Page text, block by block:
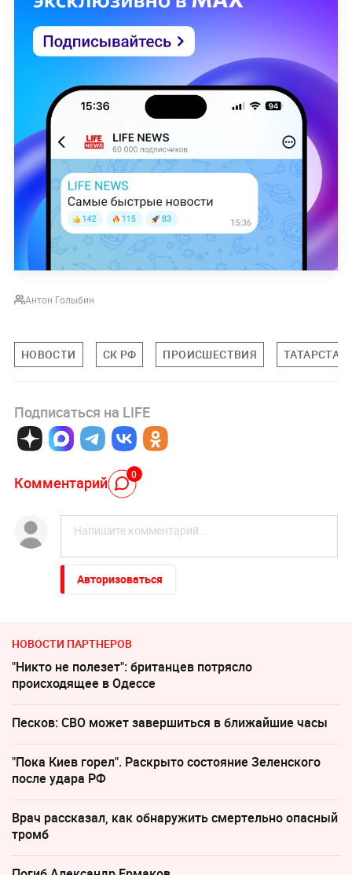
Антон Голыбин
НОВОСТИ СК РФ ПРОИСШЕСТВИЯ
Подписаться на LIFE
Комментарий 0
Авторизоваться
НОВОСТИ ПАРТНЕРОВ
"Никто не полезет": британцев потрясло
происходящее в Одессе
Песков: СВО может завершиться в ближайшие часы
"Пока Киев горел". Раскрыто состояние Зеленского
после удара РФ
Врач рассказал, как обнаружить смертельно опасный
тромб